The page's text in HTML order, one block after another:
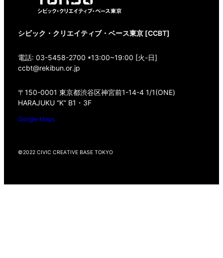
シビック・クリエイティブ・ベース東京 [CCBT]
電話: 03-5458-2700 *13:00~19:00 [火-日]
ccbt@rekibun.or.jp
〒150-0001 東京都渋谷区神宮前1-14-4 1/1(ONE)
HARAJUKU “K” B1・3F
Google Maps
©2022 CIVIC CREATIVE BASE TOKYO